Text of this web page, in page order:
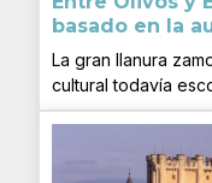
basado en la
La gran llanura
cultural todavía